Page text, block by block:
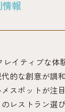
情報
イティブな体
的な創意が調
スポットが注
レストラン選